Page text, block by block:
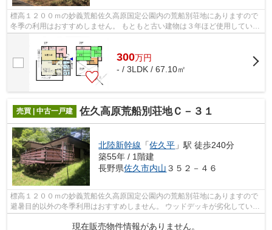
標高１２００ｍの妙義荒船佐久高原国定公園内の荒船別荘地にありますので
冬季の利用はおすすめしません。 もともと古い建物は３年ほど使用していま
300万円
- / 3LDK / 67.10㎡
売買 | 中古一戸建 佐久高原荒船別荘地Ｃ－３１
北陸新幹線 「佐久平 」駅 徒歩240分
築55年 / 1階建
長野県佐久市内山 ３５２－４６
標高１２００ｍの妙義荒船佐久高原国定公園内の荒船別荘地にありますので
避暑目的以外の冬季利用はおすすめしません。 ウッドデッキが劣化していま
現在販売物件情報がありません。